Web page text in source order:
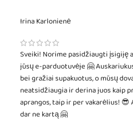
Irina Karlonienė
Sveiki! Norime pasidžiaugti įsigiję
jūsų e-parduotuvėje 🤗
bei gražiai supakuotus, o mūsų
neatsidžiaugia ir derina juos kaip
aprangos, taip ir per vakarėlius! 😎
dar ne kartą 🤗